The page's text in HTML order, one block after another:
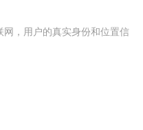
，用户的真实身份和位置信